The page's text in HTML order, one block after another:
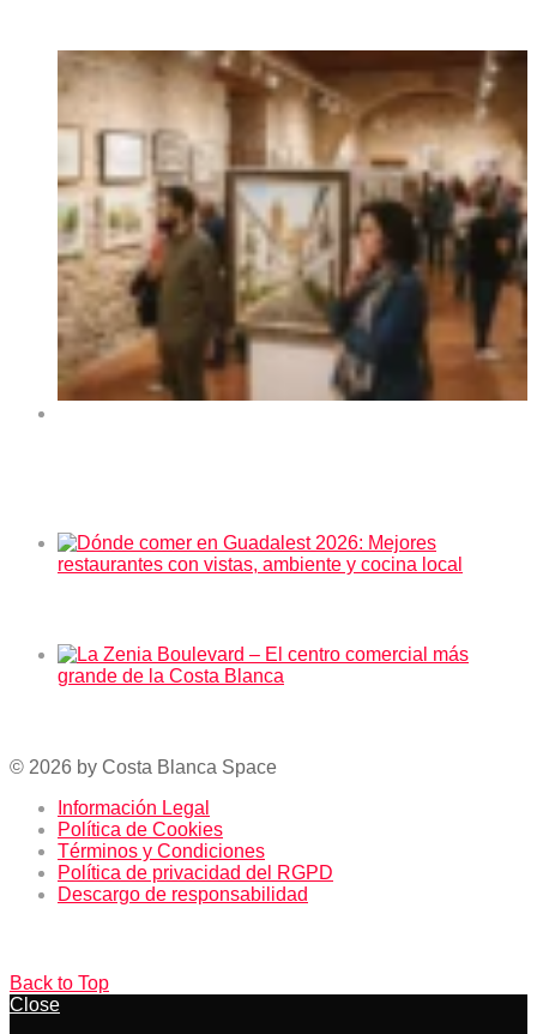
© 2026 by Costa Blanca Space
Información Legal
Política de Cookies
Términos y Condiciones
Política de privacidad del RGPD
Descargo de responsabilidad
Back to Top
Close